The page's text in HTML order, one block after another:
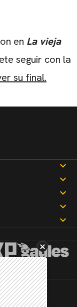
en La vieja
seguir con la
su final.